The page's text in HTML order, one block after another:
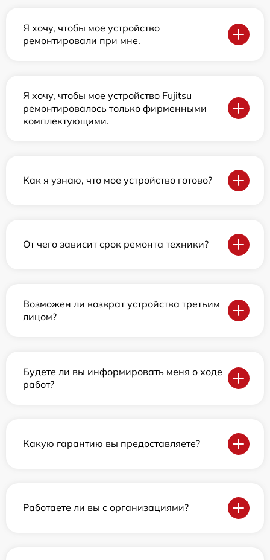
Я хочу, чтобы мое устройство
ремонтировали при мне.
Я хочу, чтобы мое устройство Fujitsu
ремонтировалось только фирменными
комплектующими.
Как я узнаю, что мое устройство готово?
От чего зависит срок ремонта техники?
Возможен ли возврат устройства третьим
лицом?
Будете ли вы информировать меня о ходе
работ?
Какую гарантию вы предоставляете?
Работаете ли вы с организациями?